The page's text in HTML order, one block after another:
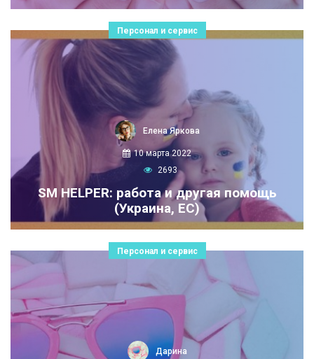
Персонал и сервис
Елена Яркова
10 марта 2022
2693
SM HELPER: работа и другая помощь
(Украина, ЕС)
Персонал и сервис
Дарина